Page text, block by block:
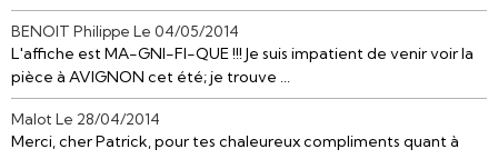
BENOIT Philippe Le 04/05/2014
L'affiche est MA-GNI-FI-QUE !!! Je suis impatient de venir voir la
pièce à AVIGNON cet été; je trouve ...
Malot Le 28/04/2014
Merci, cher Patrick, pour tes chaleureux compliments quant à